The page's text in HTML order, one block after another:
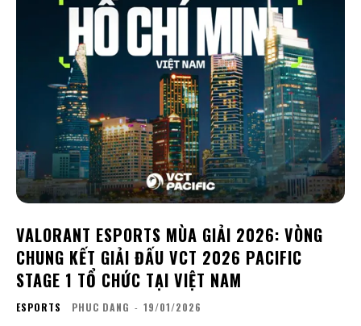
VALORANT ESPORTS MÙA GIẢI 2026: VÒNG
CHUNG KẾT GIẢI ĐẤU VCT 2026 PACIFIC
STAGE 1 TỔ CHỨC TẠI VIỆT NAM
ESPORTS PHUC DANG - 19/01/2026